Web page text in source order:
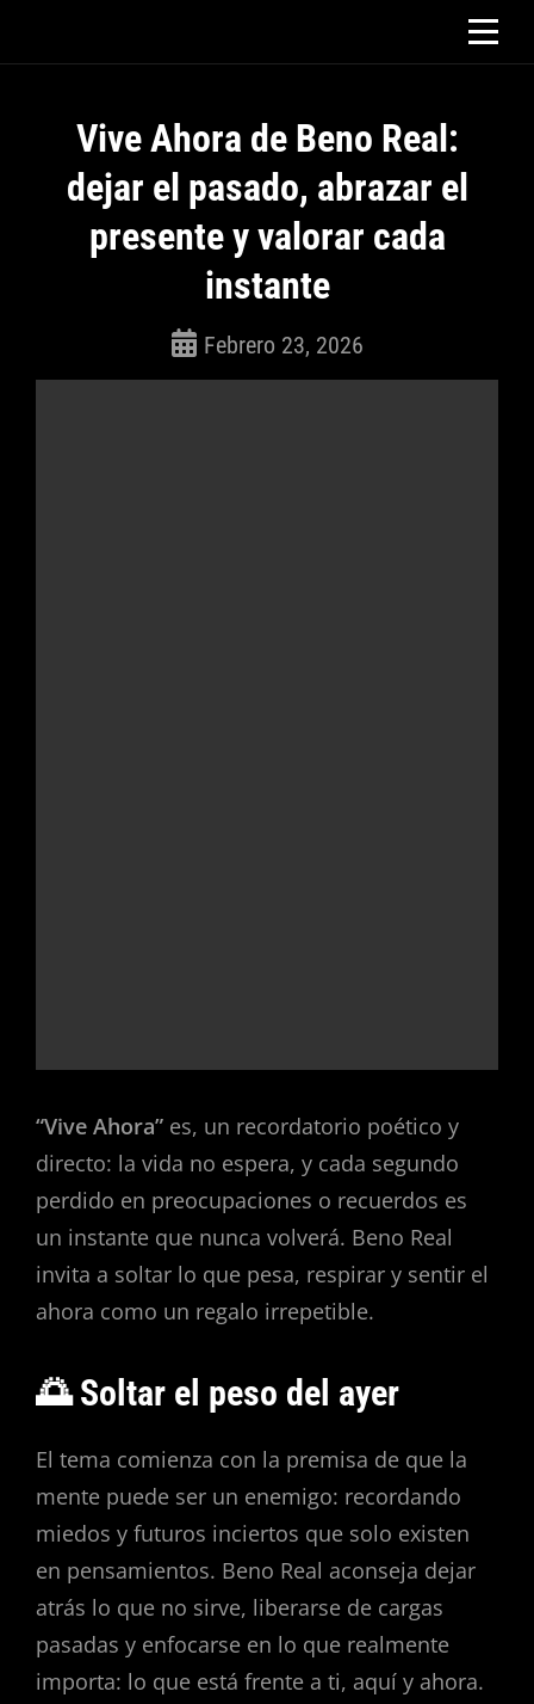
Vive Ahora de Beno Real:
dejar el pasado, abrazar el
presente y valorar cada
instante
Febrero 23, 2026
“Vive Ahora” es, un recordatorio poético y
directo: la vida no espera, y cada segundo
perdido en preocupaciones o recuerdos es
un instante que nunca volverá. Beno Real
invita a soltar lo que pesa, respirar y sentir el
ahora como un regalo irrepetible.
🌅 Soltar el peso del ayer
El tema comienza con la premisa de que la
mente puede ser un enemigo: recordando
miedos y futuros inciertos que solo existen
en pensamientos. Beno Real aconseja dejar
atrás lo que no sirve, liberarse de cargas
pasadas y enfocarse en lo que realmente
importa: lo que está frente a ti, aquí y ahora.